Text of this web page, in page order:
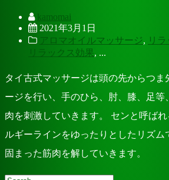
kamomai
2021年3月1日
アロマオイルマッサージ, リ
リラックス効果, ...
タイ古式マッサージは頭の先からつま
ージを行い、手のひら、肘、膝、足等
肉を刺激していきます。 センと呼ば
ルギーラインをゆったりとしたリズム
固まった筋肉を解していきます。